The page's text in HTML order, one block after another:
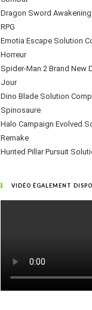
Dragon Sword
RPG
Emotia Escape Solution
Horreur
Spider-Man 2 Brand New
Jour
Dino Blade Solution
Spinosaure
Halo Campaign Evolved
Remake
Hunted Pillar Pursuit
VIDÉO ÉGALEMENT